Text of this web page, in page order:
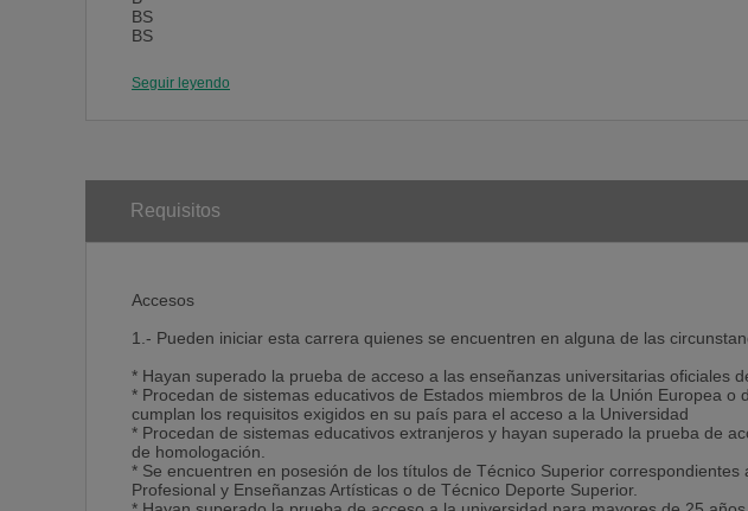
BS
BS
BS
B 6.0
6.0
6.0
C1
C1
C2
C2
C2
C2
Tablas de adaptación
Seguir leyendo
Requisitos
Accesos
1.- Pueden iniciar esta carrera quienes se encuentren en alguna de las
* Hayan superado la prueba de acceso a las enseñanzas universitarias oficiales
* Procedan de sistemas educativos de Estados miembros de la Unión Europea o
cumplan los requisitos exigidos en su país para el acceso a la Universidad
* Procedan de sistemas educativos extranjeros y hayan superado la prueba de
de homologación.
* Se encuentren en posesión de los títulos de Técnico Superior correspondientes
Profesional y Enseñanzas Artísticas o de Técnico Deporte Superior.